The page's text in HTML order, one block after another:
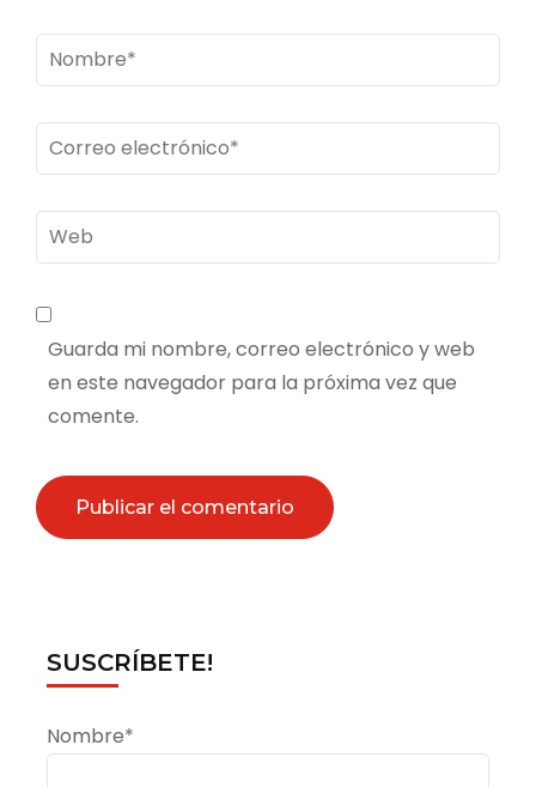
Nombre*
Correo
electrónico*
Web
Guarda mi nombre, correo electrónico y web
en este navegador para la próxima vez que
comente.
SUSCRÍBETE!
Nombre*